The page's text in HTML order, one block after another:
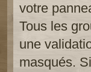
votre
Tous les
une
masqués.